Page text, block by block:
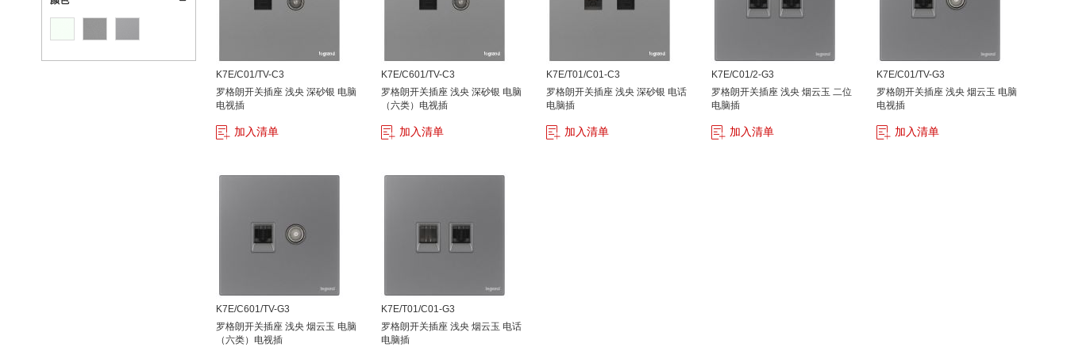
K7E/C01/TV-C3
罗格朗开关插座 浅央 深砂银 电脑
电视插
加入清单
K7E/C601/TV-C3
罗格朗开关插座 浅央 深砂银 电脑
（六类）电视插
加入清单
K7E/T01/C01-C3
罗格朗开关插座 浅央 深砂银 电话
电脑插
加入清单
K7E/C01/2-G3
罗格朗开关插座 浅央 烟云玉 二位
电脑插
加入清单
K7E/C01/TV-G3
罗格朗开关插座 浅央 烟云玉 电脑
电视插
加入清单
K7E/C601/TV-G3
罗格朗开关插座 浅央 烟云玉 电脑
（六类）电视插
K7E/T01/C01-G3
罗格朗开关插座 浅央 烟云玉 电话
电脑插